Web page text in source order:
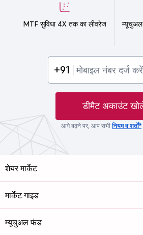
MTF सुविधा 4X तक का लीवरेज
+91
डीमैट अकाउंट
आगे बढ़ने पर, आप सभीनियम व शर्तों*
शेयर मार्केट
मार्केट गाइड
म्यूचुअल फंड